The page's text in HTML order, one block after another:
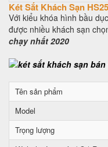
Két Sắt Khách Sạn
Với kiểu khóa hình bầu
được nhiều khách sạn
chạy nhất 2020
Tên sản phẩm
Model
Trọng lượng